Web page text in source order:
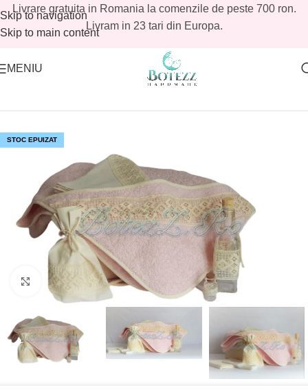
Skip to navigation
Skip to main content
Livrare gratuita in Romania la comenzile de peste 700 ron.
Livram in 23 tari din Europa.
MENIU
STOC EPUIZAT
Mărește imaginea